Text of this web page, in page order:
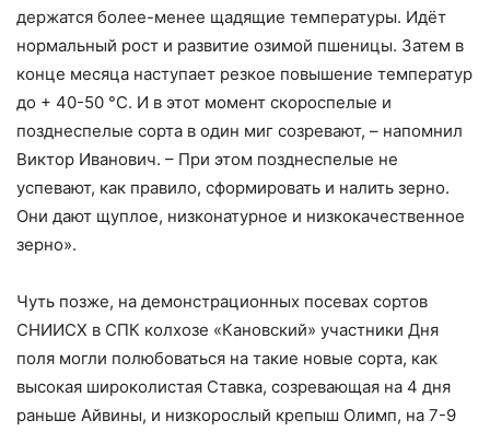
держатся более-менее щадящие температуры. Идёт
нормальный рост и развитие озимой пшеницы. Затем в
конце месяца наступает резкое повышение температур
до + 40-50 °C. И в этот момент скороспелые и
позднеспелые сорта в один миг созревают, – напомнил
Виктор Иванович. – При этом позднеспелые не
успевают, как правило, сформировать и налить зерно.
Они дают щуплое, низконатурное и низкокачественное
зерно».
Чуть позже, на демонстрационных посевах сортов
СНИИСХ в СПК колхозе «Кановский» участники Дня
поля могли полюбоваться на такие новые сорта, как
высокая широколистая Ставка, созревающая на 4 дня
раньше Айвины, и низкорослый крепыш Олимп, на 7-9